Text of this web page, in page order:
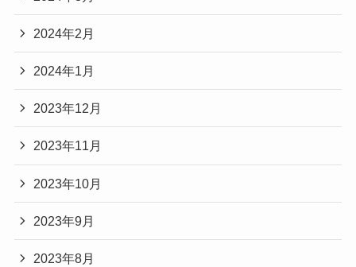
2024年2月
2024年1月
2023年12月
2023年11月
2023年10月
2023年9月
2023年8月